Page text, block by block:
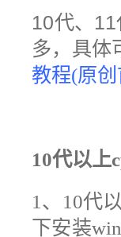
10代、
多，具体
教程(原
10代以上
1、10代
下安装